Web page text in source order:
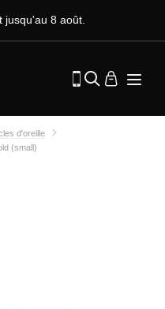
jusqu'au 8 août.
d'oreille
(small)